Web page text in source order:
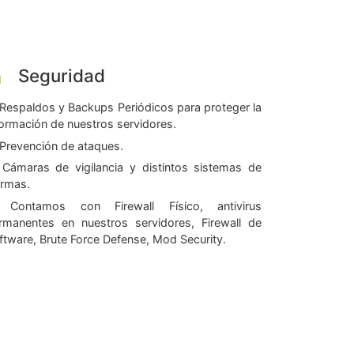
Seguridad
y Backups Periódicos para proteger la
de nuestros servidores.
de ataques.
de vigilancia y distintos sistemas de
con Firewall Físico, antivirus
en nuestros servidores, Firewall de
Brute Force Defense, Mod Security.